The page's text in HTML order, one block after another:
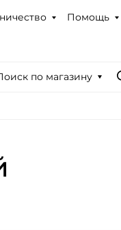
Помощь
по магазину